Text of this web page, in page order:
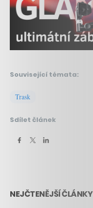
Související témata:
Trask
Sdílet článek
NEJČTENĚJŠÍ ČLÁNKY